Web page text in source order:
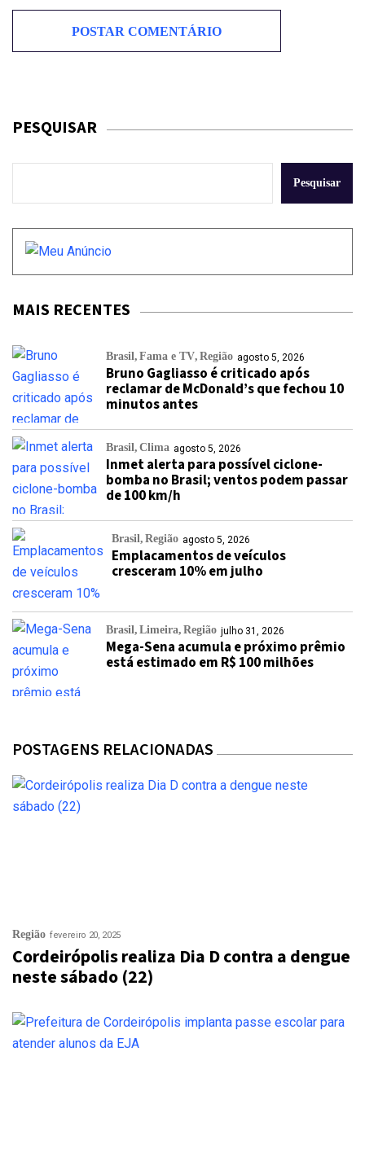
PESQUISAR
Pesquisar
MAIS RECENTES
Brasil Fama e TV Região agosto 5, 2026
Bruno Gagliasso é criticado após
reclamar de McDonald’s que fechou 10
minutos antes
Brasil Clima agosto 5, 2026
Inmet alerta para possível ciclone-
bomba no Brasil; ventos podem passar
de 100 km/h
Brasil Região agosto 5, 2026
Emplacamentos de veículos
cresceram 10% em julho
Brasil Limeira Região julho 31, 2026
Mega-Sena acumula e próximo prêmio
está estimado em R$ 100 milhões
POSTAGENS RELACIONADAS
Região fevereiro 20, 2025
Cordeirópolis realiza Dia D contra a dengue
neste sábado (22)